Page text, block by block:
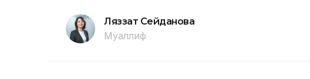
Ляззат Сейданова
Муаллиф